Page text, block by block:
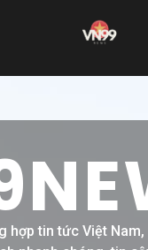
hợp tin tức Việt